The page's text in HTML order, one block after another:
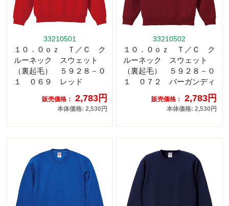
33210501
１０．０ｏｚ Ｔ／Ｃ ク
ルーネック スウェット
（裏起毛） ５９２８－０
１ ０６９ レッド
販売価格： 2,783円
本体価格: 2,530円
33210502
１０．０ｏｚ Ｔ／Ｃ ク
ルーネック スウェット
（裏起毛） ５９２８－０
１ ０７２ バーガンディ
販売価格： 2,783円
本体価格: 2,530円